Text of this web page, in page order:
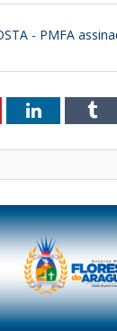
- PMFA
LinkedIn